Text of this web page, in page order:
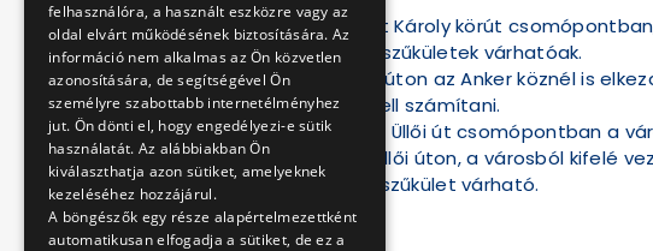
Váci út és Róbert Károly körút
sáv zárása és útszűkületek várhatóak.
Bajcsy-Zsilinszky úton az Anker köznél is
korlátozásokra kell számítani.
Múzeum körút és Üllői út csomópontban a
Kálvin térnél az Üllői úton, a városból kifelé
sávlezárás és útszűkület várható.
felhasználóra, a használt eszközre vagy az
oldal elvárt működésének biztosítására. Az
információ nem alkalmas az Ön közvetlen
azonosítására, de segítségével Ön
személyre szabottabb internetélményhez
jut. Ön dönti el, hogy engedélyezi-e sütik
használatát. Az alábbiakban Ön
kiválaszthatja azon sütiket, amelyeknek
kezeléséhez hozzájárul.
A böngészők egy része alapértelmezettként
automatikusan elfogadja a sütiket, de ez a